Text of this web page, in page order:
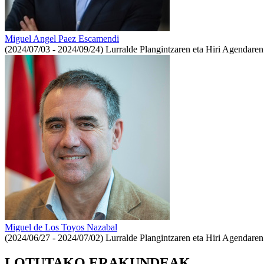
Miguel Angel Paez Escamendi
(2024/07/03 - 2024/09/24) Lurralde Plangintzaren eta Hiri
Miguel de Los Toyos Nazabal
(2024/06/27 - 2024/07/02) Lurralde Plangintzaren eta Hiri